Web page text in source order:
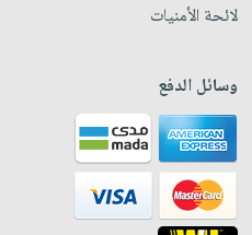
لائحة الأمنيات
وسائل الدفع